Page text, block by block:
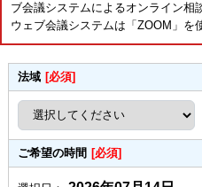
ブ会議システムによるオンライン相
ウェブ会議システムは「ZOOM」を
法域 [必須]
ご希望の時間 [必須]